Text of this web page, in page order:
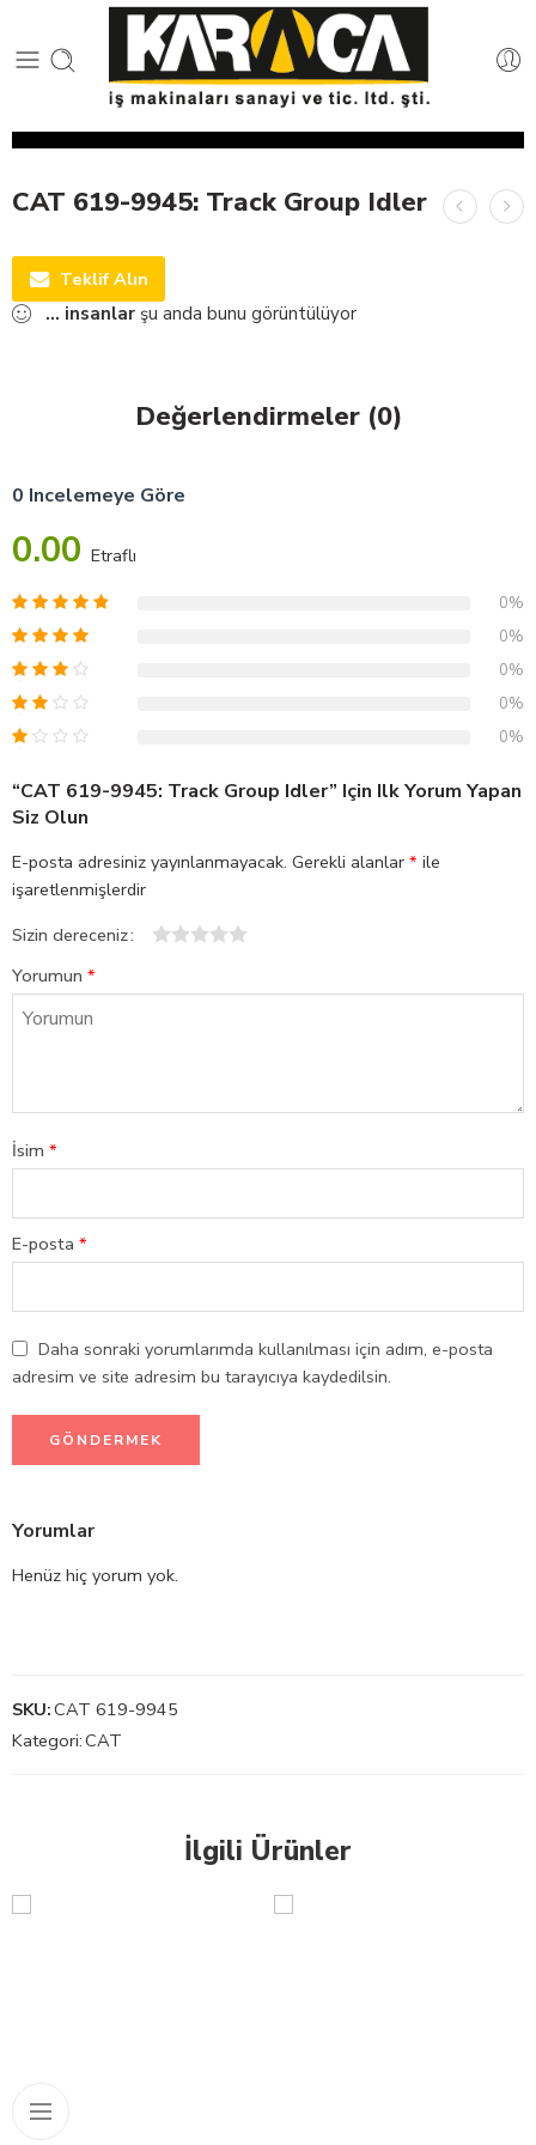
CAT 619-9945: Track Group Idler
Teklif Alın
... insanlar şu anda bunu görüntülüyor
Değerlendirmeler (0)
0 Incelemeye Göre
0.00 Etraflı
0%
0%
0%
0%
0%
“CAT 619-9945: Track Group Idler” Için Ilk Yorum Yapan
Siz Olun
E-posta adresiniz yayınlanmayacak. Gerekli alanlar * ile
işaretlenmişlerdir
Sizin dereceniz
Yorumun *
İsim *
E-posta *
Daha sonraki yorumlarımda kullanılması için adım, e-posta
adresim ve site adresim bu tarayıcıya kaydedilsin.
Yorumlar
Henüz hiç yorum yok.
SKU:CAT 619-9945
Kategori:CAT
İlgili Ürünler